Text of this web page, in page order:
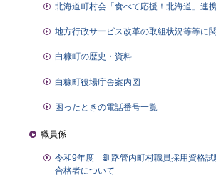
北海道町村会「食べて応援！北海道」連
地方行政サービス改革の取組状況等等に
白糠町の歴史・資料
白糠町役場庁舎案内図
困ったときの電話番号一覧
職員係
令和9年度 釧路管内町村職員採用資格試
合格者について